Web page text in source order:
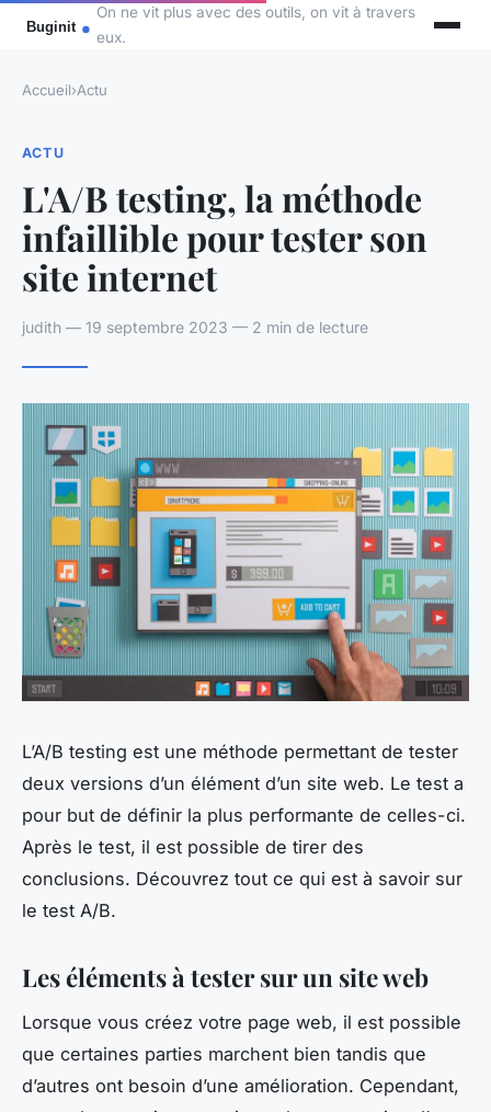
On ne vit plus avec des outils, on vit à travers
eux.
Accueil›Actu
ACTU
L'A/B testing, la méthode
infaillible pour tester son
site internet
judith — 19 septembre 2023 — 2 min de lecture
L’A/B testing est une méthode permettant de tester
deux versions d’un élément d’un site web. Le test a
pour but de définir la plus performante de celles-ci.
Après le test, il est possible de tirer des
conclusions. Découvrez tout ce qui est à savoir sur
le test A/B.
Les éléments à tester sur un site web
Lorsque vous créez votre page web, il est possible
que certaines parties marchent bien tandis que
d’autres ont besoin d’une amélioration. Cependant,